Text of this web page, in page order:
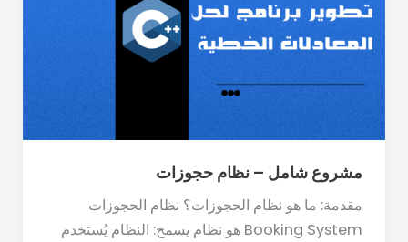
مشروع شامل – نظام حجوزات
مقدمة: ما هو نظام الحجوزات؟ نظام الحجوزات
Booking System هو نظام يسمح: النظام يُستخدم
نظام
حجوزات